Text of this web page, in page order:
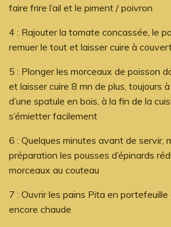
faire frire l’ail et le piment / poivron
4 : Rajouter la tomate concassée, le
remuer le tout et laisser cuire à
5 : Plonger les morceaux de poisson
et laisser cuire 8 mn de plus, toujours
d’une spatule en bois, à la fin de la
s’émietter facilement
6 : Quelques minutes avant de servir,
préparation les pousses d’épinards
morceaux au couteau
7 : Ouvrir les pains Pita en
encore chaude